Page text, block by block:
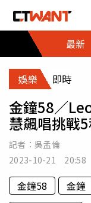
最新
娛樂 即時
金鐘58／
慧飆唱挑戰
記者： 吳孟倫
2023-10-21 20:58
金鐘58 金鐘